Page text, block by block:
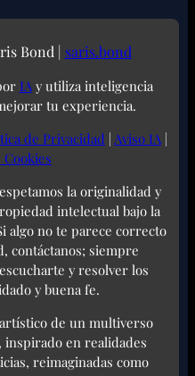
Bond | saris.bond
IAy utiliza inteligencia
tu experiencia.
de Privacidad | Aviso IA|
Cookies
la originalidad y
intelectual bajo la
algo no te parece correcto
contáctanos; siempre
y resolver los
y buena fe.
de un multiverso
inspirado en realidades
reimaginadas como